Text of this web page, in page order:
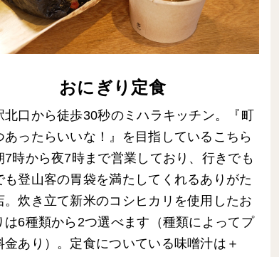
おにぎり定食
北口から徒歩30秒のミハラキッチン。『町
あったらいいな！』を目指しているこちら
7時から夜7時まで営業しており、行きでも
も登山客の胃袋を満たしてくれるありがた
。炊き立て新米のコシヒカリを使用したお
は6種類から2つ選べます（種類によってプ
金あり）。定食についている味噌汁は＋